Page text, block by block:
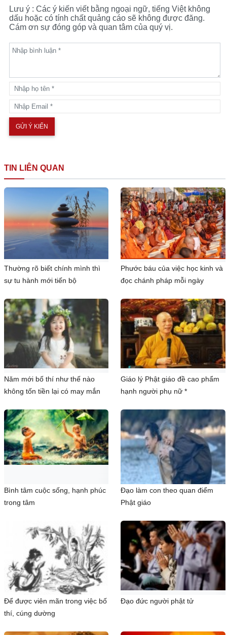
Lưu ý : Các ý kiến viết bằng ngoại ngữ, tiếng Việt không
dấu hoặc có tính chất quảng cáo sẽ không được đăng.
Cám ơn sự đóng góp và quan tâm của quý vị.
TIN LIÊN QUAN
Thường rõ biết chính mình thì
sự tu hành mới tiến bộ
Phước báu của việc học kinh và
đọc chánh pháp mỗi ngày
Năm mới bố thí như thế nào
không tốn tiền lại có may mắn
Giáo lý Phật giáo đề cao phẩm
hạnh người phụ nữ *
Bình tâm cuộc sống, hạnh phúc
trong tâm
Đạo làm con theo quan điểm
Phật giáo
Để được viên mãn trong việc bố
thí, cúng dường
Đạo đức người phật tử